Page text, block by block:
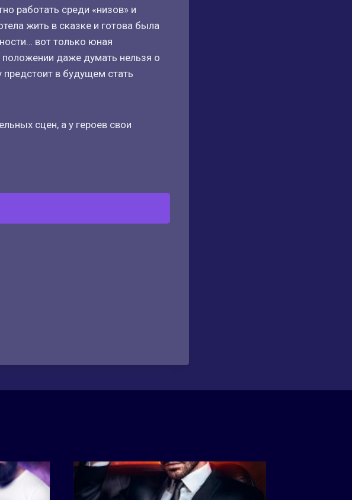
работать среди «низов» и
жить в сказке и готова была
вот только юная
даже думать нельзя о
в будущем стать
сцен, а у героев свои